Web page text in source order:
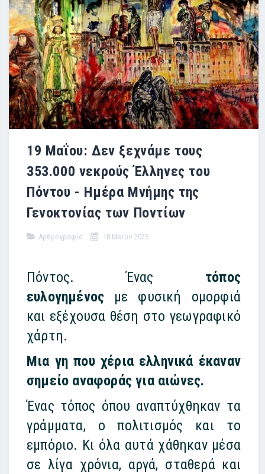
19 Μαΐου: Δεν ξεχνάμε τους
353.000 νεκρούς Έλληνες του
Πόντου - Ημέρα Μνήμης της
Γενοκτονίας των Ποντίων
Αρθρογραφία 18 Μαϊου 2025
Πόντος. Ένας τόπος
ευλογημένος με φυσική ομορφιά
και εξέχουσα θέση στο γεωγραφικό
χάρτη.
Μια γη που χέρια ελληνικά έκαναν
σημείο αναφοράς για αιώνες.
Ένας τόπος όπου αναπτύχθηκαν τα
γράμματα, ο πολιτισμός και το
εμπόριο. Κι όλα αυτά χάθηκαν μέσα
σε λίγα χρόνια, αργά, σταθερά και